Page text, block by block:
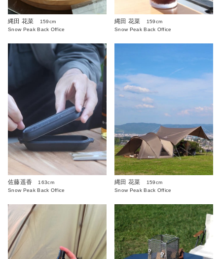
縄田 花菜
159cm
Snow Peak Back Office
縄田 花菜
159cm
Snow Peak Back Office
佐藤遥香
163cm
Snow Peak Back Office
縄田 花菜
159cm
Snow Peak Back Office